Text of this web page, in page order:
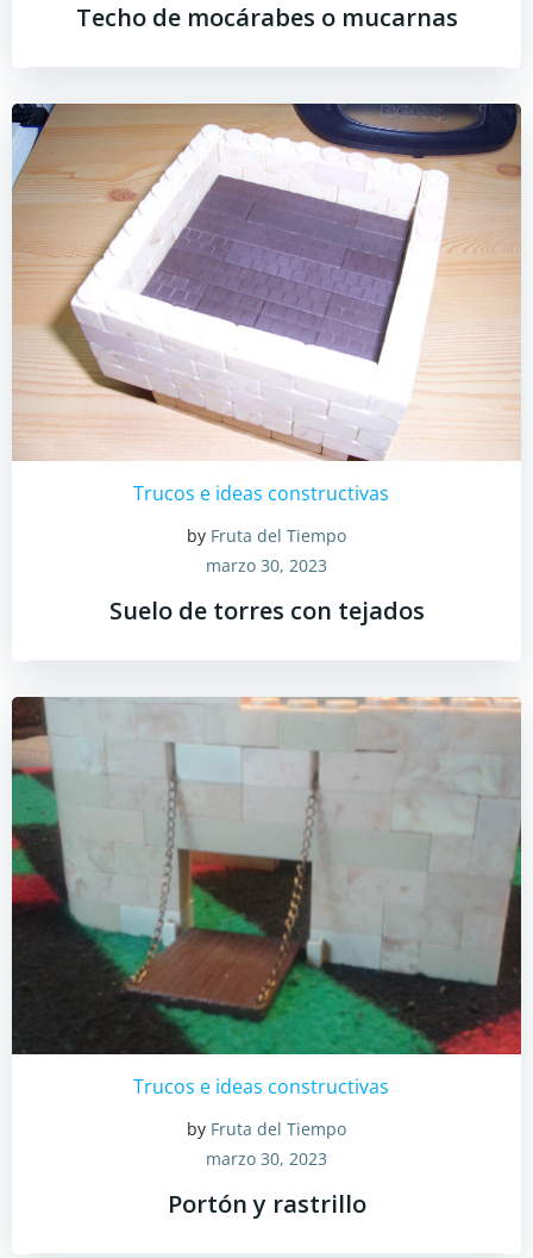
Techo de mocárabes o mucarnas
Trucos e ideas constructivas
by Fruta del Tiempo
marzo 30, 2023
Suelo de torres con tejados
Trucos e ideas constructivas
by Fruta del Tiempo
marzo 30, 2023
Portón y rastrillo